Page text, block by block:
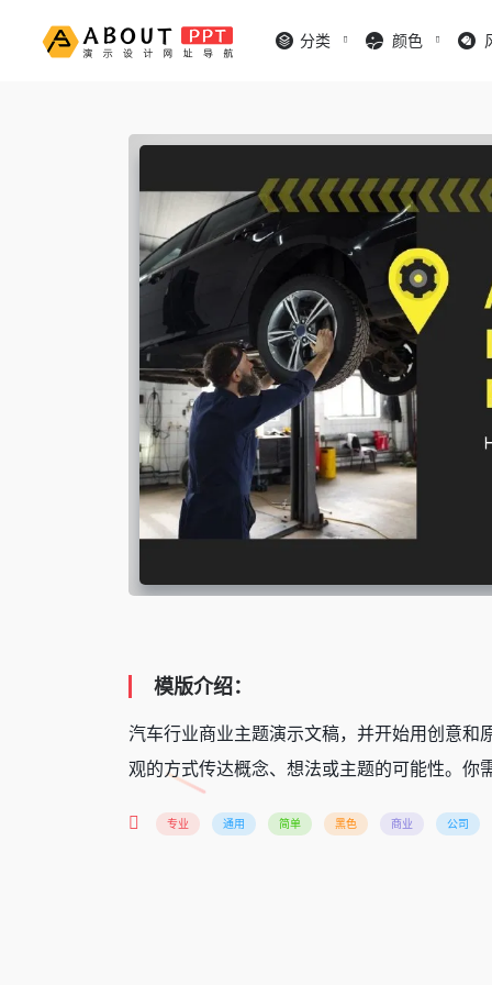
分类 颜色
模版介绍：
汽车行业商业主题演示文稿，并开始用创意和
观的方式传达概念、想法或主题的可能性。你
专业 通用 简单 黑色 商业 公司